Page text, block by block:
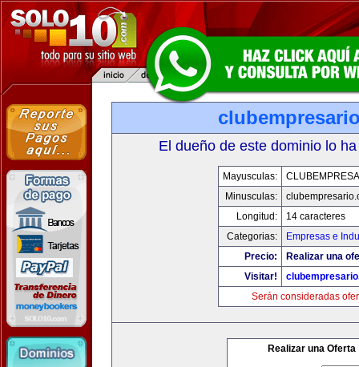
El dueño de este dominio lo
Mayusculas:
Minusculas:
Longitud:
14 caracteres
Categorias:
Empresas e
Precio:
Realizar una
Visitar!
Serán consideradas
Realizar una Oferta